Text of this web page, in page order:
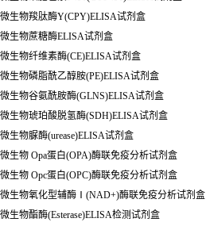
微生物羧肽酶Y(CPY)ELISA试剂盒
微生物蔗糖酶ELISA试剂盒
微生物纤维素酶(CE)ELISA试剂盒
微生物磷脂酰乙醇胺(PE)ELISA试剂盒
微生物谷氨酰胺酶(GLNS)ELISA试剂盒
微生物琥珀酸脱氢酶(SDH)ELISA试剂盒
微生物脲酶(urease)ELISA试剂盒
微生物 Opa蛋白(OPA)酶联免疫分析试剂盒
微生物 Opc蛋白(OPC)酶联免疫分析试剂盒
微生物氧化型辅酶Ⅰ(NAD+)酶联免疫分析试剂盒
微生物酯酶(Esterase)ELISA检测试剂盒